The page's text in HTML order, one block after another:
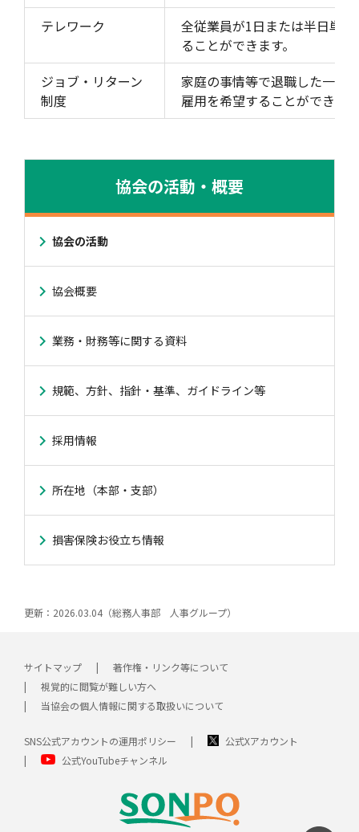
テレワーク
全従業員が1日または半日単
ることができます。
ジョブ・リターン
制度
家庭の事情等で退職した一般
雇用を希望することができま
協会の活動・概要
協会の活動
協会概要
業務・財務等に関する資料
規範、方針、指針・基準、ガイドライン等
採用情報
所在地（本部・支部）
損害保険お役立ち情報
更新：2026.03.04（総務人事部 人事グループ）
サイトマップ
著作権・リンク等について
視覚的に閲覧が難しい方へ
当協会の個人情報に関する取扱いについて
SNS公式アカウントの運用ポリシー
公式Xアカウント
公式YouTubeチャンネル